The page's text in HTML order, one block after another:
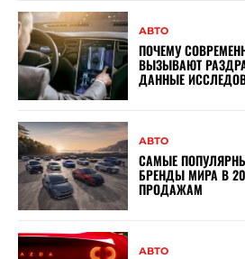
АВТО
ПОЧЕМУ
ВЫЗЫВАЮТ
ДАННЫЕ
АВТО
САМЫЕ
БРЕНДЫ МИРА В
ПРОДАЖАМ
АВТО